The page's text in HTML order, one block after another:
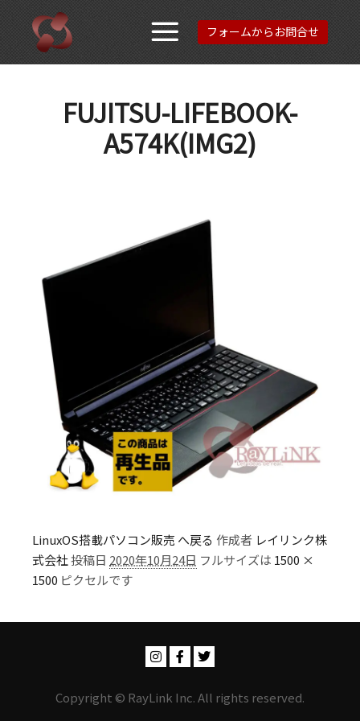
メインメニ
フォームからお問合せ
FUJITSU-LIFEBOOK-
A574K(IMG2)
LinuxOS搭載パソコン販売 へ戻る 作成者 レイリンク株
式会社投稿日 2020年10月24日 フルサイズは 1500 ×
1500 ピクセルです
Copyright © RayLink Inc. All rights reserved.